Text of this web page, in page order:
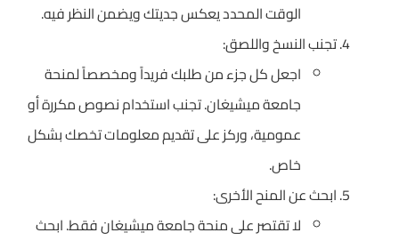
الوقت المحدد يعكس جديتك ويضمن النظر فيه.
تجنب النسخ واللصق:
اجعل كل جزء من طلبك فريداً ومخصصاً لمنحة
جامعة ميشيغان. تجنب استخدام نصوص مكررة أو
عمومية، وركز على تقديم معلومات تخصك بشكل
خاص.
ابحث عن المنح الأخرى:
لا تقتصر على منحة جامعة ميشيغان فقط. ابحث